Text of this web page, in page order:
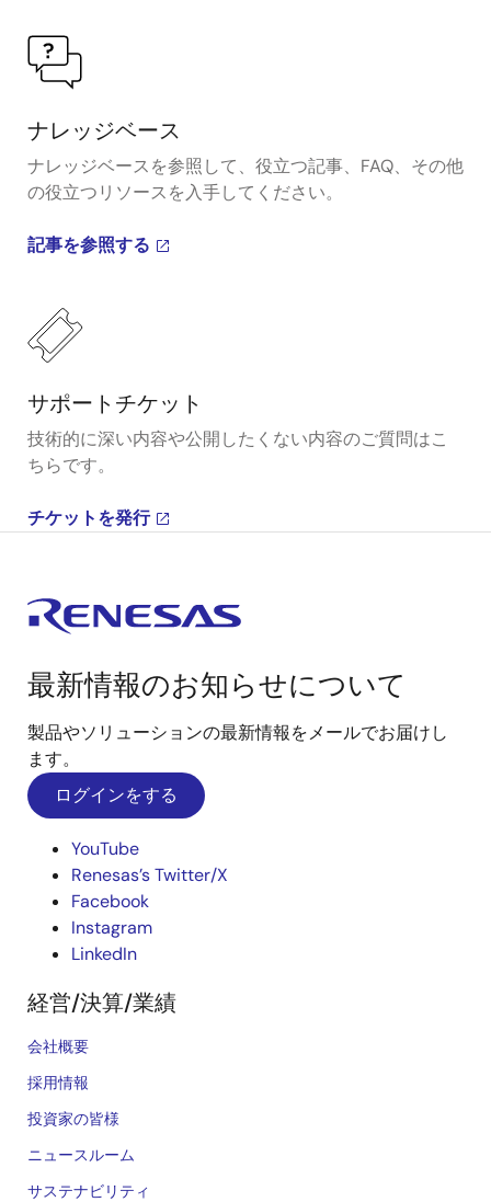
ナレッジベース
ナレッジベースを参照して、役立つ記事、FAQ、その他
の役立つリソースを入手してください。
記事を参照する
サポートチケット
技術的に深い内容や公開したくない内容のご質問はこ
ちらです。
チケットを発行
最新情報のお知らせについて
製品やソリューションの最新情報をメールでお届けし
ます。
ログインをする
YouTube
Renesas’s Twitter/X
Facebook
Instagram
LinkedIn
経営/決算/業績
会社概要
採用情報
投資家の皆様
ニュースルーム
サステナビリティ